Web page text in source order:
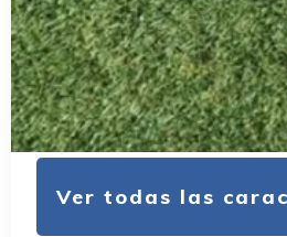
Ver todas las